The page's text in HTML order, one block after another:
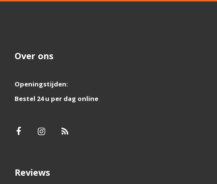
Over ons
Openingstijden:
Bestel 24 u per dag online
Reviews